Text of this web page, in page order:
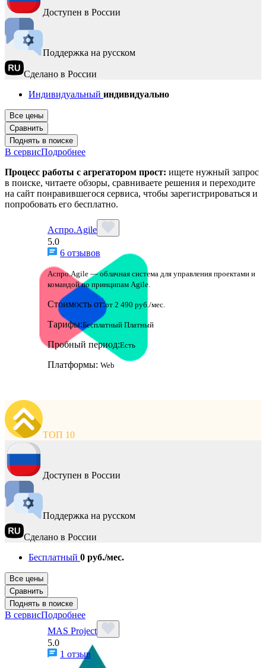
Доступен в России
Поддержка на русском
Сделано в России
Индивидуальный индивидуально
Все цены
Сравнить
Поднять в поиске
В сервисПодробнее
Процесс работы с агрегатором прост: ищете нужный запрос
в поиске, читаете обзоры, сравниваете решения и переходите
на сайт понравившегося сервиса, чтобы зарегистрироваться и
попробовать его бесплатно.
Аспро.Agile
5.0
6 отзывов
Аспро.Agile — облачная система для управления проектами и
командой по принципам Agile.
Стоимость от:от 2 490 руб./мес.
Тарифы:Бесплатный Платный
Пробный период:Есть
Платформы: Web
ТОП 10
Доступен в России
Поддержка на русском
Сделано в России
Бесплатный 0 руб./мес.
Все цены
Сравнить
Поднять в поиске
В сервисПодробнее
MAS Project
5.0
1 отзыв